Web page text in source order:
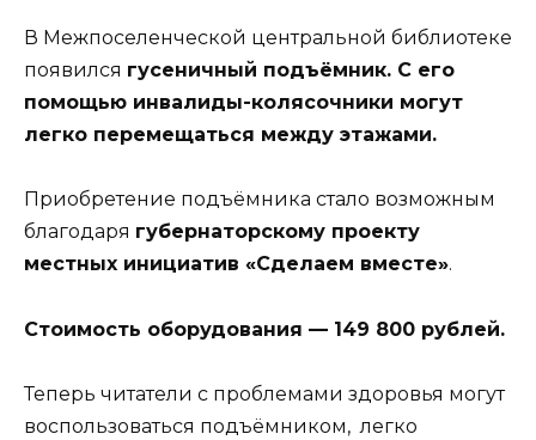
В Межпоселенческой центральной библиотеке
появился гусеничный подъёмник. С его
помощью инвалиды-колясочники могут
легко перемещаться между этажами.
Приобретение подъёмника стало возможным
благодаря губернаторскому проекту
местных инициатив «Сделаем вместе».
Стоимость оборудования — 149 800 рублей.
Теперь читатели с проблемами здоровья могут
воспользоваться подъёмником, легко